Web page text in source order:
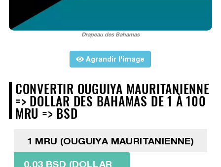
Drapeau des Bahamas
Agrandir l'image
CONVERTIR OUGUIYA MAURITANIENNE
=> DOLLAR DES BAHAMAS DE 1 À 100
MRU => BSD
1 MRU (OUGUIYA MAURITANIENNE)
0,03 BSD (DOLLAR